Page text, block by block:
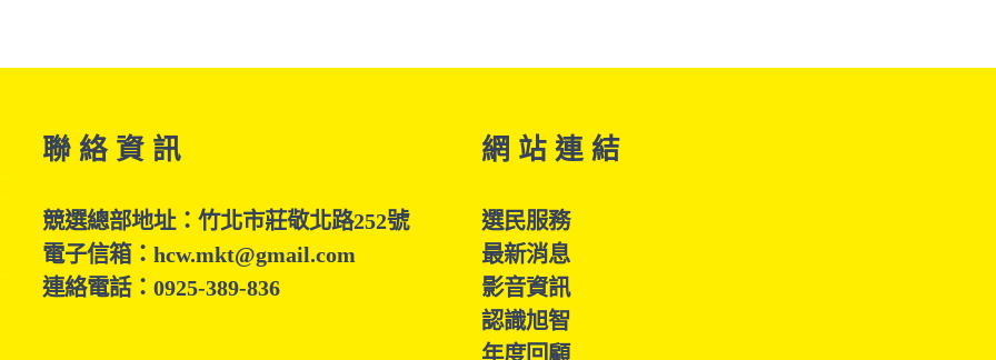
聯 絡 資 訊
競選總部地址：竹北市莊敬北路252號
電子信箱：hcw.mkt@gmail.com
連絡電話：0925-389-836
網 站 連 結
選民服務
最新消息
影音資訊
認識旭智
年度回顧